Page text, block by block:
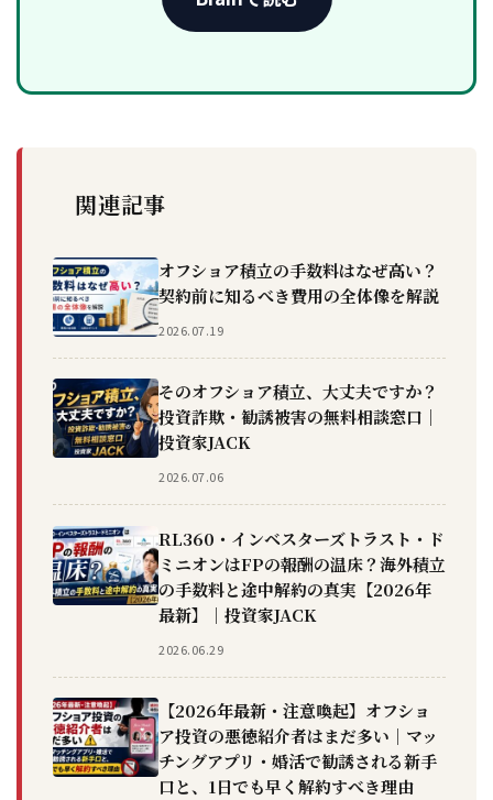
関連記事
オフショア積立の手数料はなぜ高い？
契約前に知るべき費用の全体像を解説
2026.07.19
そのオフショア積立、大丈夫ですか？
投資詐欺・勧誘被害の無料相談窓口｜
投資家JACK
2026.07.06
RL360・インベスターズトラスト・ド
ミニオンはFPの報酬の温床？海外積立
の手数料と途中解約の真実【2026年
最新】｜投資家JACK
2026.06.29
【2026年最新・注意喚起】オフショ
ア投資の悪徳紹介者はまだ多い｜マッ
チングアプリ・婚活で勧誘される新手
口と、1日でも早く解約すべき理由